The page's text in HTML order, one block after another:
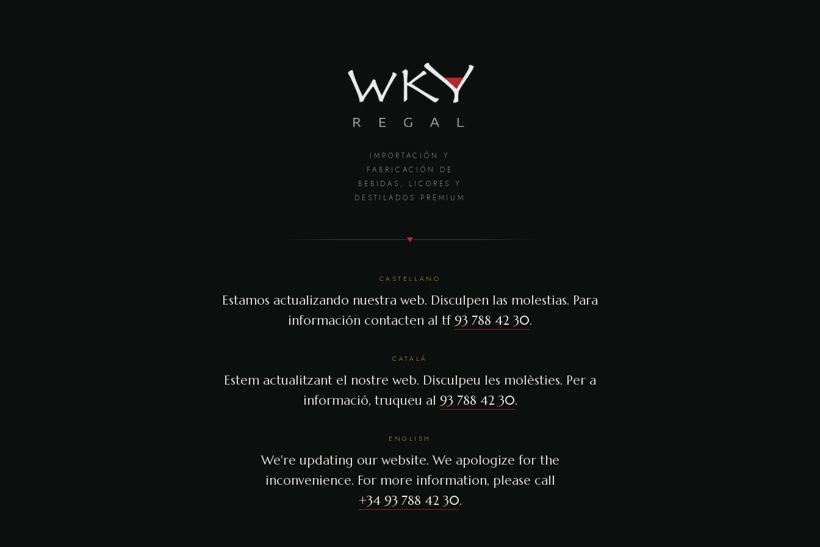
IMPORTACIÓN Y
FABRICACIÓN DE
BEBIDAS, LICORES Y
DESTILADOS PREMIUM
CASTELLANO
Estamos actualizando nuestra web. Disculpen las molestias. Para
información contacten al tf 93 788 42 30.
CATALÀ
Estem actualitzant el nostre web. Disculpeu les molèsties. Per a
informació, truqueu al 93 788 42 30.
ENGLISH
We're updating our website. We apologize for the
inconvenience. For more information, please call
+34 93 788 42 30.